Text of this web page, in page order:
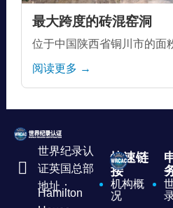
最大跨度的砖混窑洞
位于中国陕西省铜川市的面
阅读更多 →
世界纪录认
证英国总部
地址：
Hamilton
快速链
接
机构概
况